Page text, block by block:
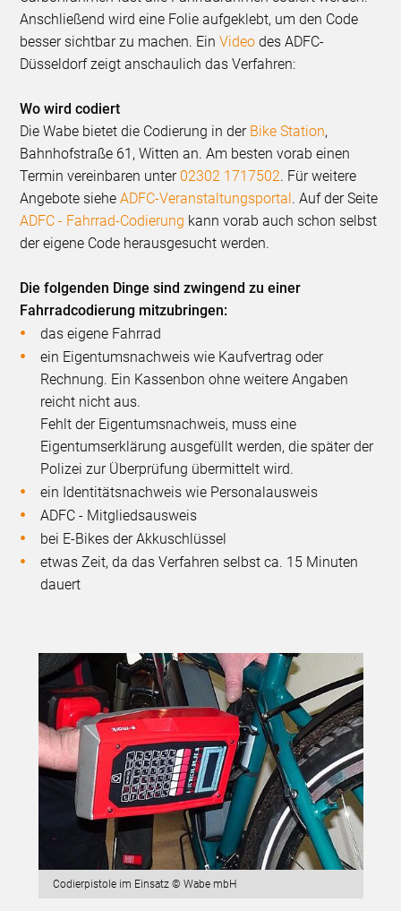
Anschließend wird eine Folie aufgeklebt, um den Code
besser sichtbar zu machen. EinVideo des ADFC-
Düsseldorf zeigt anschaulich das Verfahren:
Wo wird codiert
Die Wabe bietet die Codierung in der Bike Station,
Bahnhofstraße 61, Witten an. Am besten vorab einen
Termin vereinbaren unter 02302 1717502. Für weitere
Angebote sieheADFC-Veranstaltungsportal. Auf der Seite
ADFC - Fahrrad-Codierung kann vorab auch schon selbst
der eigene Code herausgesucht werden.
Die folgenden Dinge sind zwingend zu einer
Fahrradcodierung mitzubringen:
das eigene Fahrrad
ein Eigentumsnachweis wie Kaufvertrag oder
Rechnung. Ein Kassenbon ohne weitere Angaben
reicht nicht aus.
Fehlt der Eigentumsnachweis, muss eine
Eigentumserklärung ausgefüllt werden, die später der
Polizei zur Überprüfung übermittelt wird.
ein Identitätsnachweis wie Personalausweis
ADFC - Mitgliedsausweis
bei E-Bikes der Akkuschlüssel
etwas Zeit, da das Verfahren selbst ca. 15 Minuten
dauert
Codierpistole im Einsatz © Wabe mbH